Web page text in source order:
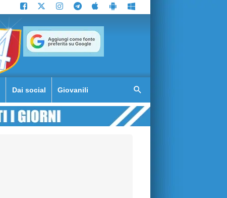
Dai social Giovanili